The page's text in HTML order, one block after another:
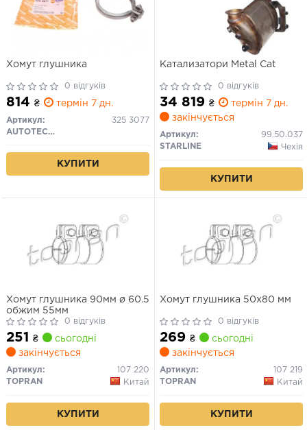
Хомут глушника
0 відгуків
814 ₴ термін 7 дн.
Артикул:
325 3077
AUTOTECHTEILE
КУПИТИ
Катализатори Metal Cat
0 відгуків
34 819 ₴
термін 7 дн.
закінчується
Артикул:
99.50.037
STARLINE
Чехія
КУПИТИ
Хомут глушника 90мм ø 60.5
обжим 55мм
0 відгуків
251 ₴
сьогодні
закінчується
Артикул:
107 220
TOPRAN
Китай
КУПИТИ
Хомут глушника 50х80 мм
0 відгуків
269 ₴
сьогодні
закінчується
Артикул:
107 219
TOPRAN
Китай
КУПИТИ